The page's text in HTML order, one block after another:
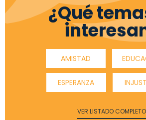
¿Qué
AMISTAD
ESPERANZA
VER LISTADO COMPLETO